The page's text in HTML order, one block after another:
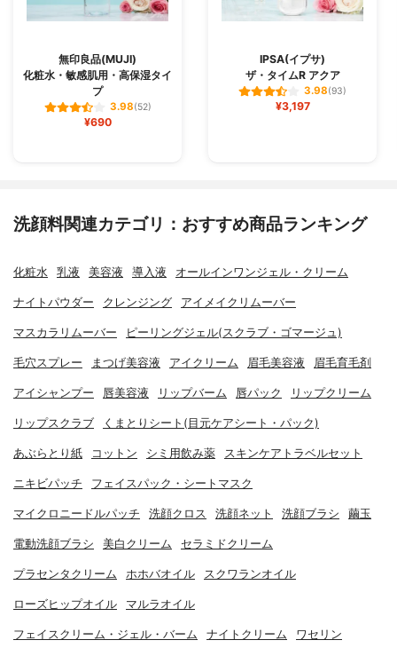
無印良品(MUJI)
化粧水・敏感肌用・高保湿タイ
プ
3.98(52)
¥690
IPSA(イプサ)
ザ・タイムR アクア
3.98(93)
¥3,197
洗顔料関連カテゴリ：おすすめ商品ランキング
化粧水 乳液 美容液 導入液 オールインワンジェル・クリーム
ナイトパウダー クレンジング アイメイクリムーバー
マスカラリムーバー ピーリングジェル(スクラブ・ゴマージュ)
毛穴スプレー まつげ美容液 アイクリーム 眉毛美容液 眉毛育毛剤
アイシャンプー 唇美容液 リップバーム 唇パック リップクリーム
リップスクラブ くまとりシート(目元ケアシート・パック)
あぶらとり紙 コットン シミ用飲み薬 スキンケアトラベルセット
ニキビパッチ フェイスパック・シートマスク
マイクロニードルパッチ 洗顔クロス 洗顔ネット 洗顔ブラシ 繭玉
電動洗顔ブラシ 美白クリーム セラミドクリーム
プラセンタクリーム ホホバオイル スクワランオイル
ローズヒップオイル マルラオイル
フェイスクリーム・ジェル・バーム ナイトクリーム ワセリン